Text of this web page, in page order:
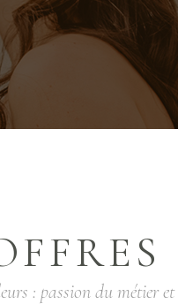
: passion du métier et